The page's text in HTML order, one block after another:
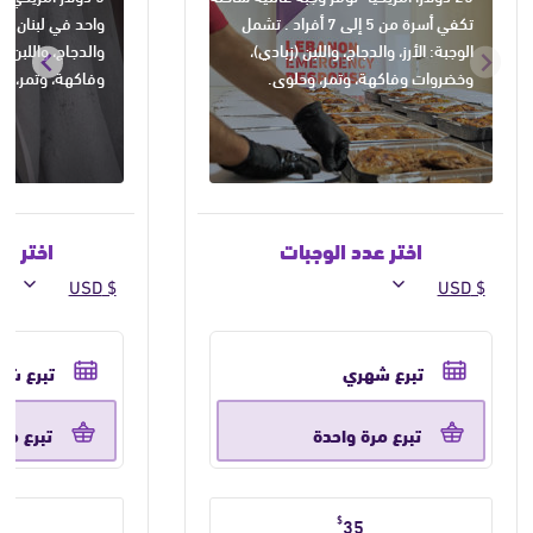
تكفي أسرة من 5 إلى 7 أفراد . تشمل
الوجبة: الأرز، والدجاج، واللبن (زبادي)،
وخضروات وفاكهة، وتمر، وحلوى.
اختر عدد الوجبات
حدد
تكرار
التبرع
تبرع شهري
تبرع مرة واحدة
$35
واحد في لبنان .
والدجاج،
وفاكهة، وتمر،
اختر
حدد
تكرار
التبرع
تبرع
تبرع